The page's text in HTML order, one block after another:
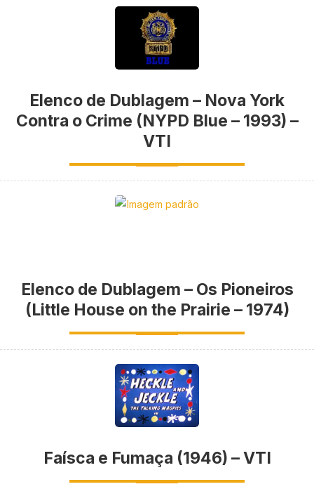
Elenco de Dublagem – Nova York
Contra o Crime (NYPD Blue – 1993) –
VTI
Elenco de Dublagem – Os Pioneiros
(Little House on the Prairie – 1974)
Faísca e Fumaça (1946) – VTI